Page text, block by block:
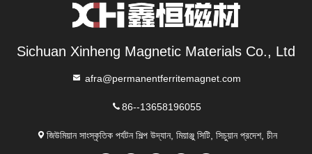
Sichuan Xinheng Magnetic Materials Co., Ltd
afra@permanentferritemagnet.com
86--13658196055
জিউমিয়ান সাংস্কৃতিক পর্যটন শিল্প উদ্যান, মিয়াঞ্জু সিটি, সিচুয়ান প্রদেশ, চীন